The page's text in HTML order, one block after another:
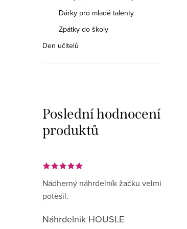
Dárky pro mladé talenty
Zpátky do školy
Den učitelů
Poslední hodnocení
produktů
Nádherný náhrdelník žačku velmi
potěšil.
Náhrdelník HOUSLE